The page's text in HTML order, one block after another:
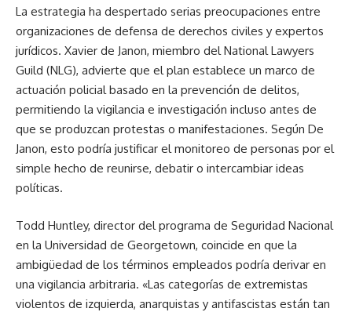
La estrategia ha despertado serias preocupaciones entre
organizaciones de defensa de derechos civiles y expertos
jurídicos. Xavier de Janon, miembro del National Lawyers
Guild (NLG), advierte que el plan establece un marco de
actuación policial basado en la prevención de delitos,
permitiendo la vigilancia e investigación incluso antes de
que se produzcan protestas o manifestaciones. Según De
Janon, esto podría justificar el monitoreo de personas por el
simple hecho de reunirse, debatir o intercambiar ideas
políticas.
Todd Huntley, director del programa de Seguridad Nacional
en la Universidad de Georgetown, coincide en que la
ambigüedad de los términos empleados podría derivar en
una vigilancia arbitraria. «Las categorías de extremistas
violentos de izquierda, anarquistas y antifascistas están tan